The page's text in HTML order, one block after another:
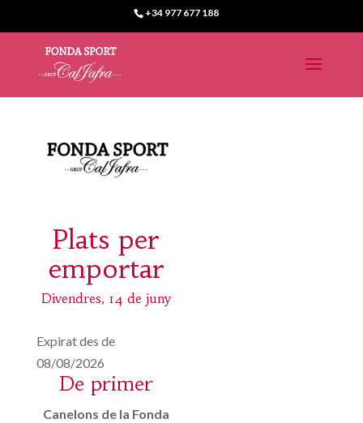
+34 977 677 188
Plats per
emportar
Divendres, 14 de juny
Expirat des de
08/08/2026
De primer
Canelons de la Fonda